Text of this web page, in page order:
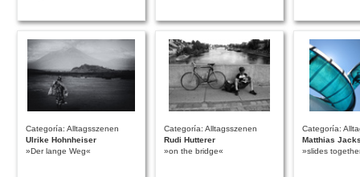
Categoría: Alltagsszenen
Ulrike Hohnheiser
»Der lange Weg«
Categoría: Alltagsszenen
Rudi Hutterer
»on the bridge«
Categoría:
Matthias
»slides